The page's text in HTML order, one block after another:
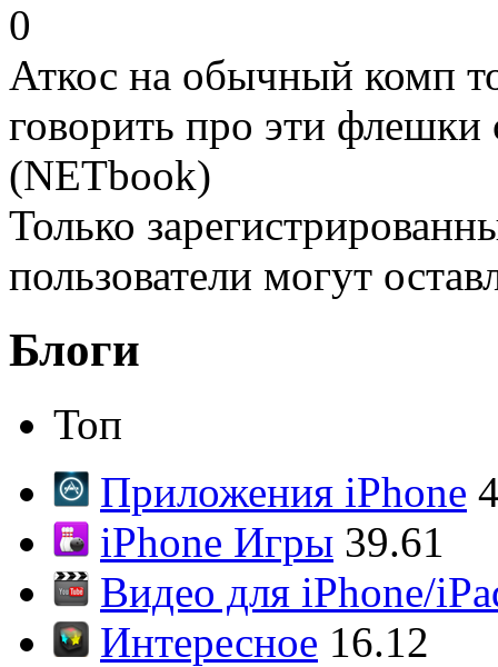
0
Аткос на обычный комп
говорить про эти
(NETbook)
Только
пользователи могут
Блоги
Топ
Приложения iPhone
iPhone Игры 39.61
Видео для iPhone/
Интересное 16.12